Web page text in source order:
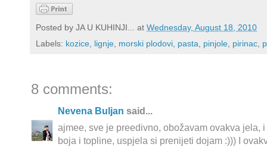
Posted by JA U KUHINJI... at Wednesday, August 18, 2010
Labels: kozice, lignje, morski plodovi, pasta, pinjole, pirinac,
8 comments:
Nevena Buljan said...
ajmee, sve je preedivno, obožavam ovakva jela,
boja i topline, uspjela si prenijeti dojam :))) I